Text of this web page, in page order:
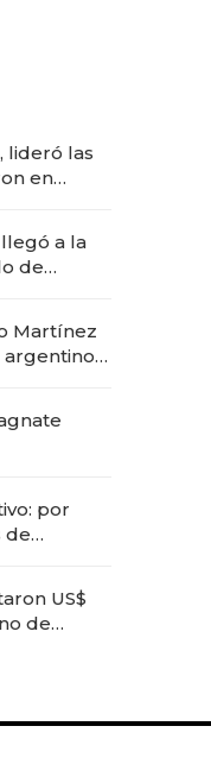
lideró las
en
a la
de
Martínez
argentinos
por
de
US$
de